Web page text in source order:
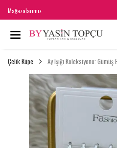
Mağazalarımız
Çelik Küpe Ay Işığı Koleksiyonu: